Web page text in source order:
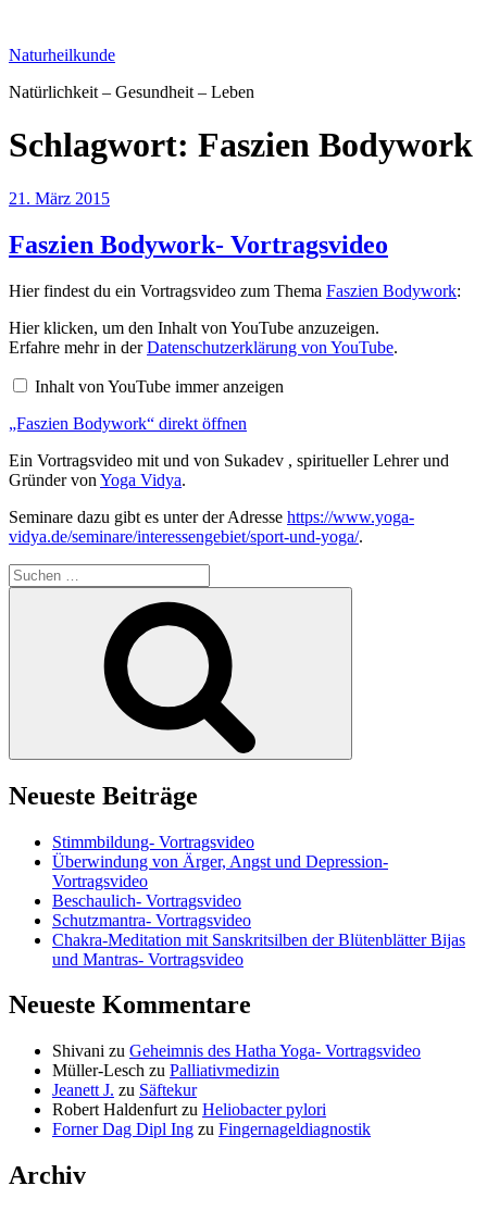
springen
Naturheilkunde
Natürlichkeit – Gesundheit – Leben
Schlagwort: Faszien Bodywork
Veröffentlicht
21. März 2015
Faszien Bodywork- Vortragsvideo
Hier findest du ein Vortragsvideo zum Thema Faszien Bodywork:
„Faszien
Bodywork“
von
anzeigen
Hier klicken, um den Inhalt von YouTube anzuzeigen.
Erfahre mehr in derDatenschutzerklärung von YouTube.
Inhalt von YouTube immer anzeigen
„Faszien Bodywork“ direkt öffnen
Ein Vortragsvideo mit und von Sukadev , spiritueller Lehrer und
Gründer von Yoga Vidya.
Seminare dazu gibt es unter der Adresse https://www.yoga-
vidya.de/seminare/interessengebiet/sport-und-yoga/.
Suchen
nach:
Neueste Beiträge
Stimmbildung- Vortragsvideo
Überwindung von Ärger, Angst und Depression-
Vortragsvideo
Beschaulich- Vortragsvideo
Schutzmantra- Vortragsvideo
Chakra-Meditation mit Sanskritsilben der Blütenblätter Bijas
und Mantras- Vortragsvideo
Neueste Kommentare
Shivani zu Geheimnis des Hatha Yoga- Vortragsvideo
Müller-Lesch zu Palliativmedizin
Jeanett J. zu Säftekur
Robert Haldenfurt zu Heliobacter pylori
Forner Dag Dipl Ing zu Fingernageldiagnostik
Archiv